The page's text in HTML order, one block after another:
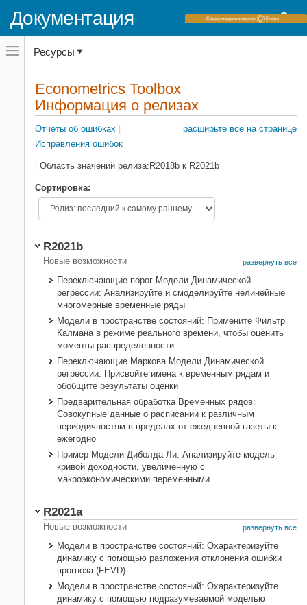
Документация
Переключатель
навигационного
меню
переключатель
навигационного
Информация о релизах
Econometrics Toolbox
Окончание
Вопросы совместимости
Несовместимости только
Ресурсы
Econometrics Toolbox
Информация о релизах
Отчеты об ошибках
Исправления ошибок
расширьте все на странице
Область значений релиза: R2018b к R2021b
Сортировка:
R2021b
Новые возможности развернуть все
Переключающие порог Модели Динамической
регрессии: Анализируйте и смоделируйте нелинейные
многомерные временные ряды
Модели в пространстве состояний: Примените Фильтр
Калмана в режиме реального времени, чтобы оценить
моменты распределенности
Переключающие Маркова Модели Динамической
регрессии: Присвойте имена к временным рядам и
обобщите результаты оценки
Предварительная обработка Временных рядов:
Совокупные данные о расписании к различным
периодичностям в пределах от ежедневной газеты к
ежегодно
Пример Модели Диболда-Ли: Анализируйте модель
кривой доходности, увеличенную с
макроэкономическими переменными
R2021a
Новые возможности развернуть все
Модели в пространстве состояний: Охарактеризуйте
динамику с помощью разложения отклонения ошибки
прогноза (FEVD)
Модели в пространстве состояний: Охарактеризуйте
динамику с помощью подразумеваемой моделью